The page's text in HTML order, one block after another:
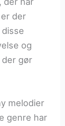
der
og
der gør
melodier
genre har